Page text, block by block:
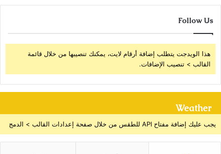
Follow Us
هذا الويدجت يتطلب إضافة أرقام لايت، يمكنك تنصيبها من خلال قائمة
القالب > تنصيب الإضافات.
Weather
يجب عليك إضافة مفتاح API للطقس من خلال صفحة إعدادات القالب > الدمج